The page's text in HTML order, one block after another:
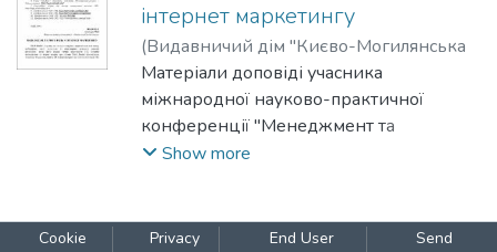
інтернет маркетингу
(Видавничий дім "Києво-Могилянська
академія", 2023)Когут, В.
Матеріали доповіді учасника
міжнародної науково-практичної
конференції "Менеджмент та
маркетинг як фактори розвитку бізнесу
Show more
Cookie
Privacy
End User
Send